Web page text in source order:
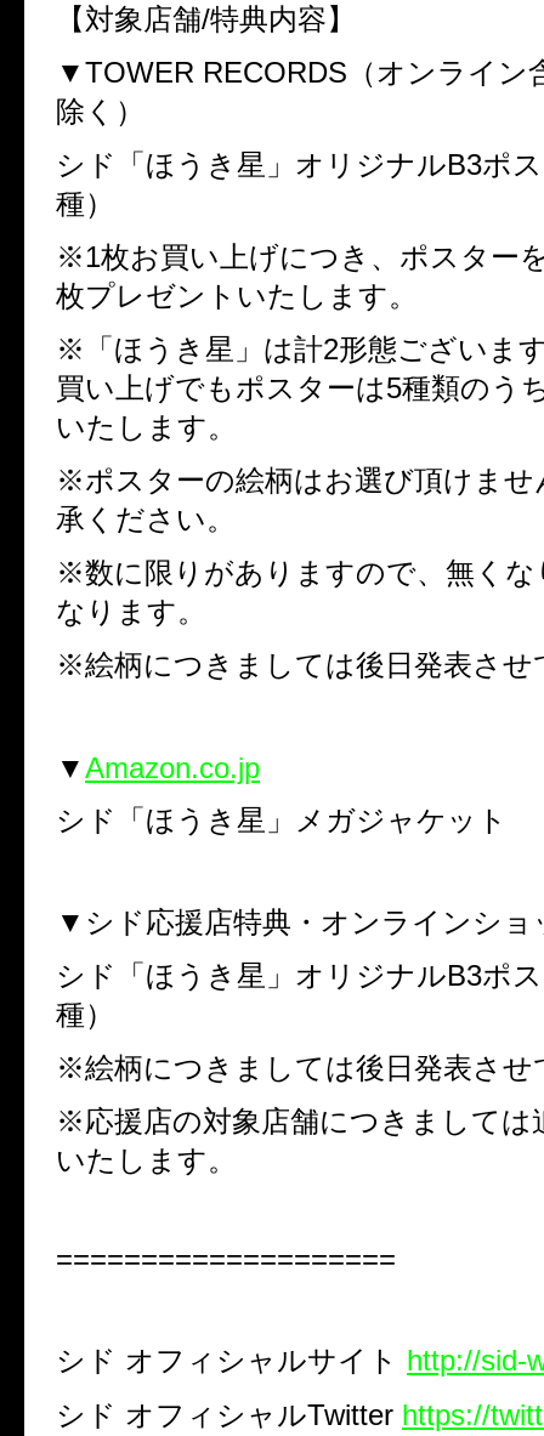
【対象店舗/特典内容】
▼TOWER RECORDS （オンライン
除く）
シド「ほうき星」オリジナルB3ポ
種）
※1枚お買い上げにつき、ポスター
枚プレゼントいたします。
※「ほうき星」は計2形態ございま
買い上げでもポスターは5種類のう
いたします。
※ポスターの絵柄はお選び頂けませ
承ください。
※数に限りがありますので、無くな
なります。
※絵柄につきましては後日発表させ
▼Amazon.co.jp
シド「ほうき星」メガジャケット
▼シド応援店特典・オンラインショ
シド「ほうき星」オリジナルB3ポ
種）
※絵柄につきましては後日発表させ
※応援店の対象店舗につきましては
いたします。
====================
シド オフィシャルサイト http://sid-
シド オフィシャルTwitter https://